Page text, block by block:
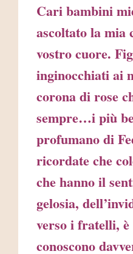
Cari bambini
ascoltato la mia
vostro cuore.
inginocchiati ai
corona di rose
sempre…i più
profumano di
ricordate che
che hanno il
gelosia,
verso i fratelli, è
conoscono